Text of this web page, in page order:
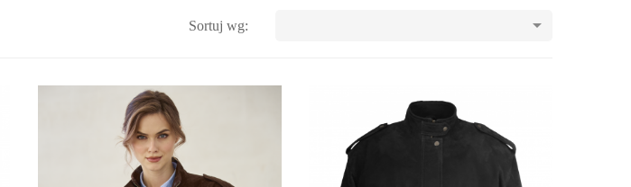
Sortuj wg: 